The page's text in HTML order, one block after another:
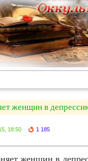
женщин в
18:50 1 185